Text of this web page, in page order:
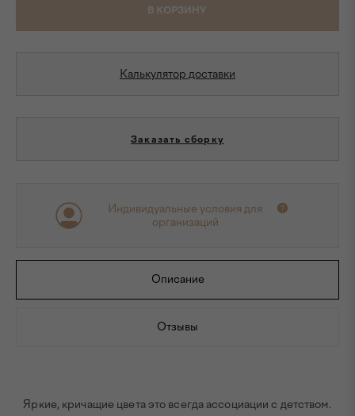
В КОРЗИНУ
Калькулятор доставки
Заказать сборку
Индивидуальные условия для
организаций
Описание
Отзывы
Яркие, кричащие цвета это всегда ассоциации с детством.